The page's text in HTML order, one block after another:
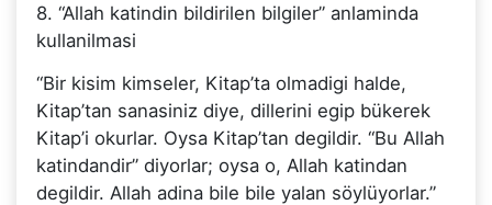
8. “Allah katindin bildirilen bilgiler” anlaminda
kullanilmasi
“Bir kisim kimseler, Kitap’ta olmadigi halde,
Kitap’tan sanasiniz diye, dillerini egip bükerek
Kitap’i okurlar. Oysa Kitap’tan degildir. “Bu Allah
katindandir” diyorlar; oysa o, Allah katindan
degildir. Allah adina bile bile yalan söylüyorlar.”